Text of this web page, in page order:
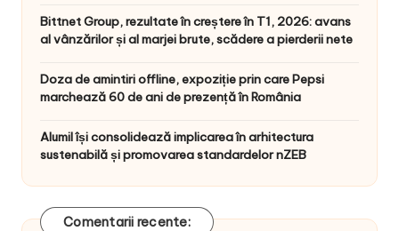
Bittnet Group, rezultate în creștere în T1, 2026: avans
al vânzărilor și al marjei brute, scădere a pierderii nete
Doza de amintiri offline, expoziție prin care Pepsi
marchează 60 de ani de prezență în România
Alumil își consolidează implicarea în arhitectura
sustenabilă și promovarea standardelor nZEB
Comentarii recente: